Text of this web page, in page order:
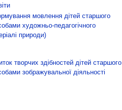
мовлення дітей старшого
художньо-педагогічного
природи)
творчих здібностей дітей старшого
зображувальної діяльності